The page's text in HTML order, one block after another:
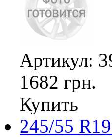
Артикул:
1682 грн.
Купить
245/55